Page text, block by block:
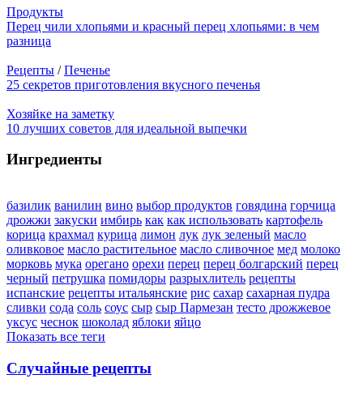
Продукты
Перец чили хлопьями и красный перец хлопьями: в чем
разница
Рецепты /Печенье
25 секретов приготовления вкусного печенья
Хозяйке на заметку
10 лучших советов для идеальной выпечки
Ингредиенты
базилик ванилин вино выбор продуктов говядина горчица
дрожжи закуски имбирь как как использовать картофель
корица крахмал курица лимон лук лук зеленый масло
оливковое масло растительное масло сливочное мед молоко
морковь мука орегано орехи перец перец болгарский перец
черный петрушка помидоры разрыхлитель рецепты
испанские рецепты итальянские рис сахар сахарная пудра
сливки сода соль соус сыр сыр Пармезан тесто дрожжевое
уксус чеснок шоколад яблоки яйцо
Показать все теги
Случайные рецепты